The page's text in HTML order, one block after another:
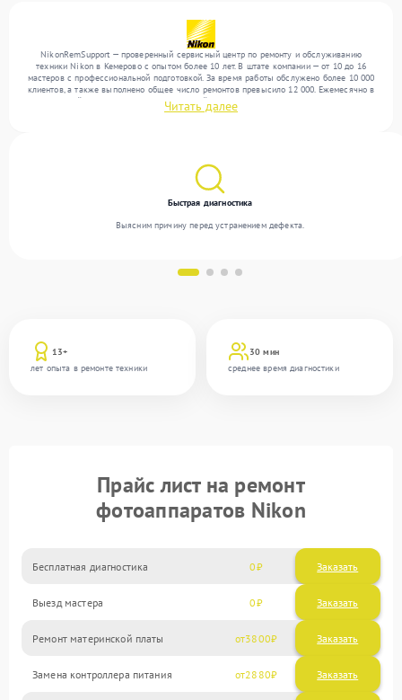
NikonRemSupport — проверенный сервисный центр по ремонту и обслуживанию
техники Nikon в Кемерово с опытом более 10 лет. В штате компании — от 10 до 16
мастеров с профессиональной подготовкой. За время работы обслужено более 10 000
клиентов, а также выполнено общее число ремонтов превысило 12 000. Ежемесячно в
сервисный центр поступает от 300 устройств, включая , , . Мы беремся за задачи
любой сложности и предлагаем стабильный уровень сервиса благодаря
Читать далее
13+
лет опыта в ремонте техники
30 мин
среднее время диагностики
Быстрая диагностика
Выясним причину перед устранением дефекта.
Прайс лист на ремонт
фотоаппаратов Nikon
Бесплатная диагностика 0 Заказать
Выезд мастера 0 Заказать
Ремонт материнской платы 3800
Замена контроллера питания 2880